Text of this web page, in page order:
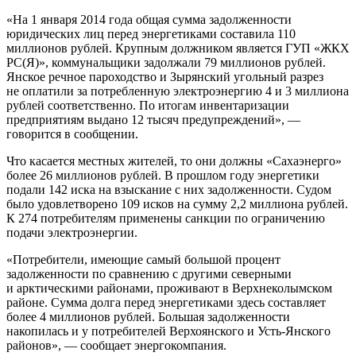
«На 1 января 2014 года общая сумма задолженности
юридических лиц перед энергетиками составила 110
миллионов рублей. Крупным должником является ГУП «ЖКХ
РС(Я)», коммунальщики задолжали 79 миллионов рублей.
Янское речное пароходство и Зырянский угольный разрез
не оплатили за потребленную электроэнергию 4 и 3 миллиона
рублей соответственно. По итогам инвентаризации
предприятиям выдано 12 тысяч предупреждений», —
говорится в сообщении.
Что касается местных жителей, то они должны «Сахаэнерго»
более 26 миллионов рублей. В прошлом году энергетики
подали 142 иска на взыскание с них задолженности. Судом
было удовлетворено 109 исков на сумму 2,2 миллиона рублей.
К 274 потребителям применены санкции по ограничению
подачи электроэнергии.
«Потребители, имеющие самый большой процент
задолженности по сравнению с другими северными
и арктическими районами, проживают в Верхнеколымском
районе. Сумма долга перед энергетиками здесь составляет
более 4 миллионов рублей. Большая задолженности
накопилась и у потребителей Верхоянского и Усть-Янского
районов», — сообщает энергокомпания.